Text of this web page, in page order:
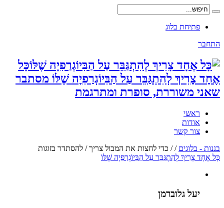
פתיחת בלוג
התחבר
כָּל
אֶחָד צָרִיךְ לְהִתְגַּבֵּר עַל הַבִּיוֹגְרַפִיָה שֶׁלּוֹ מסתבר
שאני משוררת, סופרת ומתרגמת
ראשי
אודות
צור קשר
בננות - בלוגים /
/ כדי לחצות את המבול צריך / להסתדר בזוגות
כָּל אֶחָד צָרִיךְ לְהִתְגַּבֵּר עַל הַבִּיוֹגְרַפִיָה שֶׁלּוֹ
יעל גלוברמן